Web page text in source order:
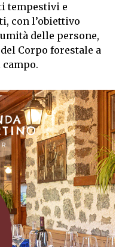
tempestivi e
con l’obiettivo
delle persone,
Corpo forestale a